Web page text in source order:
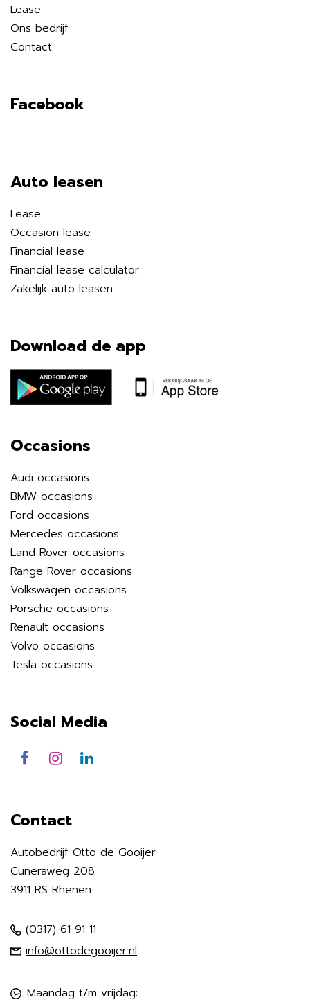
Lease
Ons bedrijf
Contact
Facebook
Auto leasen
Lease
Occasion lease
Financial lease
Financial lease calculator
Zakelijk auto leasen
Download de app
Occasions
Audi occasions
BMW occasions
Ford occasions
Mercedes occasions
Land Rover occasions
Range Rover occasions
Volkswagen occasions
Porsche occasions
Renault occasions
Volvo occasions
Tesla occasions
Social Media
Contact
Autobedrijf Otto de Gooijer
Cuneraweg 208
3911 RS Rhenen
(0317) 61 91 11
info@ottodegooijer.nl
Maandag t/m vrijdag: